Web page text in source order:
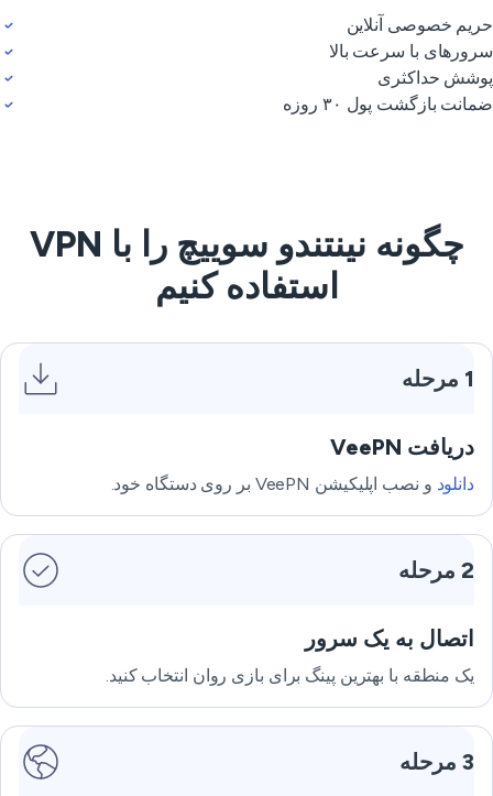
خصوصی آنلاین
با سرعت بالا
حداکثری
بازگشت پول ۳۰ روزه
چگونه نینتندو سوییچ را با VPN
استفاده کنیم
دریافت VeePN
دانلودو نصب اپلیکیشن VeePN بر روی دستگاه خود.
2 مرحله
اتصال به یک سرور
یک منطقه با بهترین پینگ برای بازی روان انتخاب کنید.